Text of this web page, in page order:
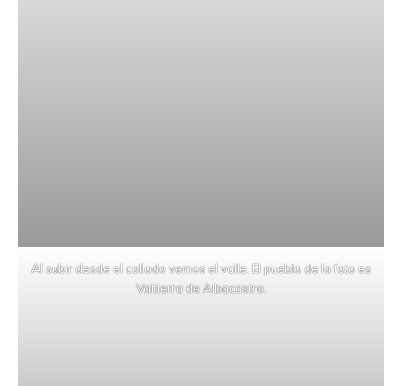
Al subir desde el collado vemos el valle. El pueblo de la foto es
Valtierra de Albacastro.